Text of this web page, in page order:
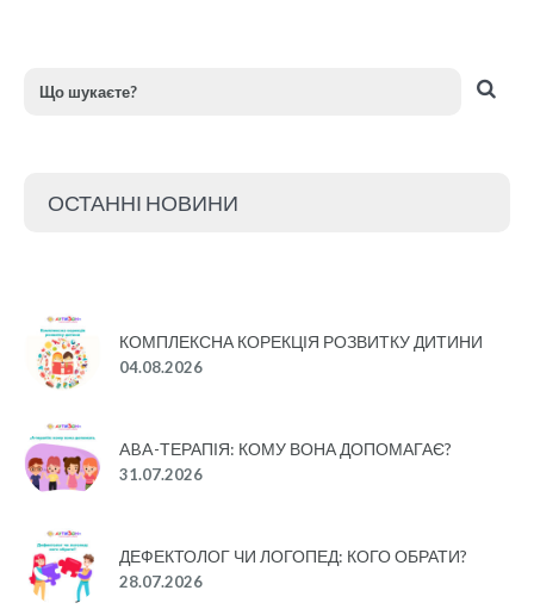
ОСТАННІ НОВИНИ
КОМПЛЕКСНА КОРЕКЦІЯ РОЗВИТКУ ДИТИНИ
04.08.2026
ABA-ТЕРАПІЯ: КОМУ ВОНА ДОПОМАГАЄ?
31.07.2026
ДЕФЕКТОЛОГ ЧИ ЛОГОПЕД: КОГО ОБРАТИ?
28.07.2026